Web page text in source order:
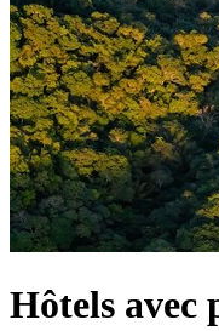
Hôtels avec